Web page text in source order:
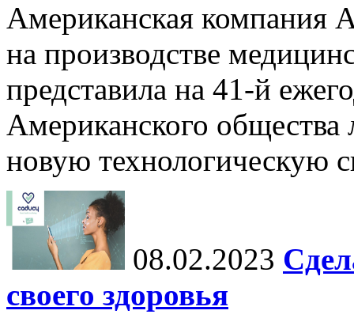
Американская компания
на производстве
представила на 41-й
Американского
новую технологическую
08.02.2023
своего здоровья